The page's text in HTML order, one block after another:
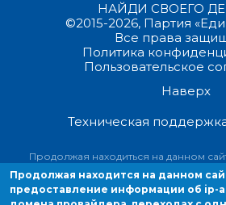
НАЙДИ СВОЕГО
©2015-2026, Партия
Все права
Политика
Пользовательское
Наверх
Техническая
Продолжая находиться на данном
предоставление информации об ip-
провайдера, переходах с одной
Продолжая находится на данном
предоставление информации об ip-